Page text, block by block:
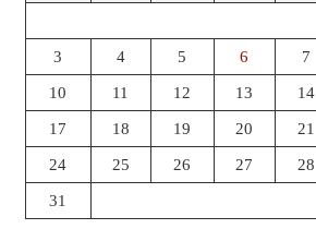
3 4 5 6 7
10 11 12 13 14
17 18 19 20 21
24 25 26 27 28
31